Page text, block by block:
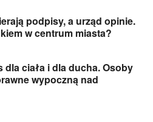
podpisy, a urząd opinie.
w centrum miasta?
dla ciała i dla ducha. Osoby
wypoczną nad